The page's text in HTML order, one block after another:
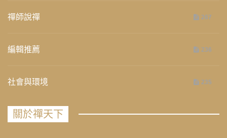
禪師說禪 267
編輯推薦 236
社會與環境 235
關於禪天下